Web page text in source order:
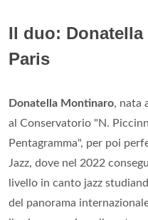
Il duo:
Paris
Donatella Montinaro, nata
al Conservatorio "N.
Pentagramma", per poi
Jazz, dove nel 2022
livello in canto jazz
del panorama